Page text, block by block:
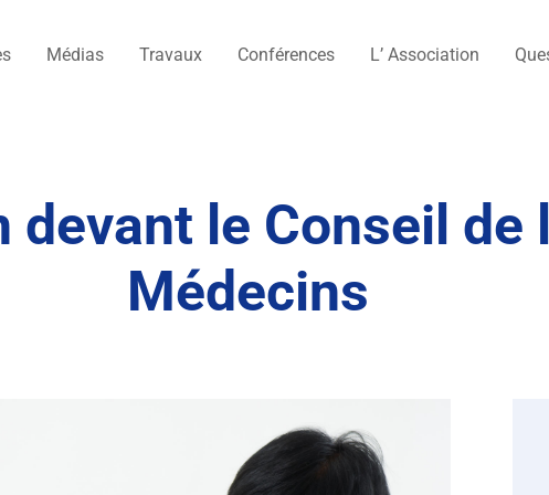
Médias Travaux Conférences L’ Association
le Conseil de
Médecins